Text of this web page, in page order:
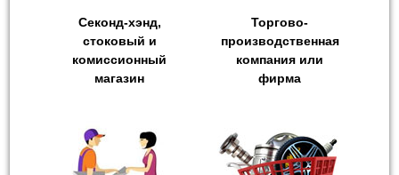
Секонд-хэнд,
стоковый и
комиссионный
магазин
Торгово-
производственная
компания или
фирма